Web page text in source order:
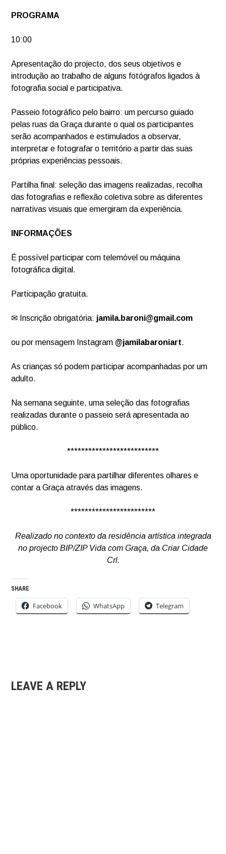
PROGRAMA
10:00
Apresentação do projecto, dos seus objetivos e
introdução ao trabalho de alguns fotógrafos ligados à
fotografia social e participativa.
Passeio fotográfico pelo bairro: um percurso guiado
pelas ruas da Graça durante o qual os participantes
serão acompanhados e estimulados a observar,
interpretar e fotografar o território a partir das suas
próprias experiências pessoais.
Partilha final: seleção das imagens realizadas, recolha
das fotografias e reflexão coletiva sobre as diferentes
narrativas visuais que emergiram da experiência.
INFORMAÇÕES
É possível participar com telemóvel ou máquina
fotográfica digital.
Participação gratuita.
✉ Inscrição obrigatória: jamila.baroni@gmail.com
ou por mensagem Instagram@jamilabaroniart.
As crianças só podem participar acompanhadas por um
adulto.
Na semana seguinte, uma seleção das fotografias
realizadas durante o passeio será apresentada ao
público.
**************************
Uma oportunidade para partilhar diferentes olhares e
contar a Graça através das imagens.
************************
Realizado no contexto da residência artística integrada
no projecto BIP/ZIP Vida com Graça, da Criar Cidade
Crl.
SHARE
Facebook WhatsApp Telegram
LEAVE A REPLY